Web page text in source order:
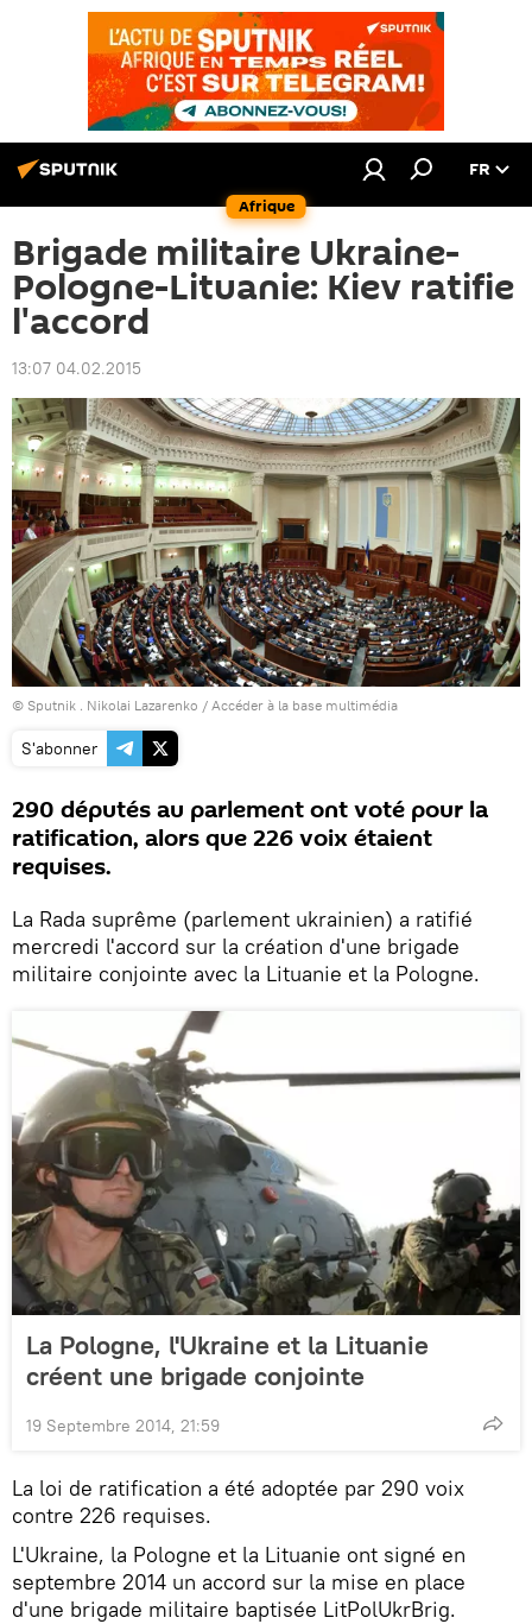
Afrique
FR
Brigade militaire Ukraine-
Pologne-Lituanie: Kiev ratifie
l'accord
13:07 04.02.2015
© Sputnik . Nikolai Lazarenko / Accéder à la base multimédia
S'abonner
290 députés au parlement ont voté pour la
ratification, alors que 226 voix étaient
requises.
La Rada suprême (parlement ukrainien) a ratifié
mercredi l'accord sur la création d'une brigade
militaire conjointe avec la Lituanie et la Pologne.
La Pologne, l'Ukraine et la Lituanie
créent une brigade conjointe
19 Septembre 2014, 21:59
La loi de ratification a été adoptée par 290 voix
contre 226 requises.
L'Ukraine, la Pologne et la Lituanie ont signé en
septembre 2014 un accord sur la mise en place
d'une brigade militaire baptisée LitPolUkrBrig.